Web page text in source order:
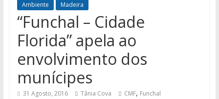
Ambiente Madeira
“Funchal – Cidade
Florida” apela ao
envolvimento dos
munícipes
31 Agosto, 2016 Tânia Cova CMF, Funchal